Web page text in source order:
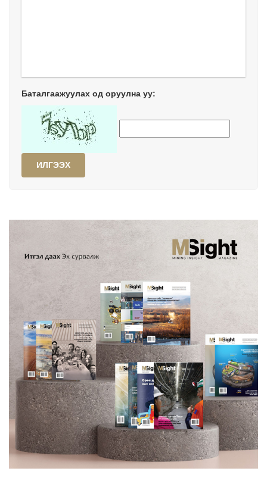
Баталгаажуулах од оруулна уу:
ИЛГЭЭХ